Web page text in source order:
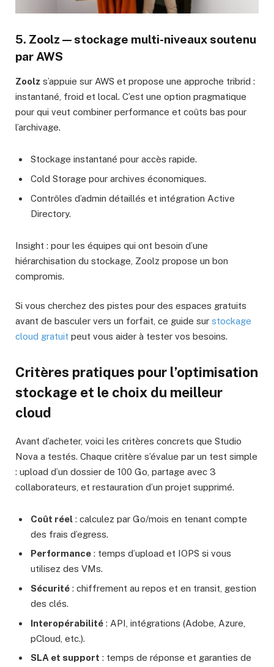
5. Zoolz — stockage multi-niveaux soutenu
par AWS
Zoolz s’appuie sur AWS et propose une approche tribrid :
instantané, froid et local. C’est une option pragmatique
pour qui veut combiner performance et coûts bas pour
l’archivage.
Stockage instantané pour accès rapide.
Cold Storage pour archives économiques.
Contrôles d’admin détaillés et intégration Active
Directory.
Insight : pour les équipes qui ont besoin d’une
hiérarchisation du stockage, Zoolz propose un bon
compromis.
Si vous cherchez des pistes pour des espaces gratuits
avant de basculer vers un forfait, ce guide sur stockage
cloud gratuit peut vous aider à tester vos besoins.
Critères pratiques pour l’optimisation
stockage et le choix du meilleur
cloud
Avant d’acheter, voici les critères concrets que Studio
Nova a testés. Chaque critère s’évalue par un test simple
: upload d’un dossier de 100 Go, partage avec 3
collaborateurs, et restauration d’un projet supprimé.
Coût réel : calculez par Go/mois en tenant compte
des frais d’egress.
Performance : temps d’upload et IOPS si vous
utilisez des VMs.
Sécurité : chiffrement au repos et en transit, gestion
des clés.
Interopérabilité : API, intégrations (Adobe, Azure,
pCloud, etc.).
SLA et support : temps de réponse et garanties de